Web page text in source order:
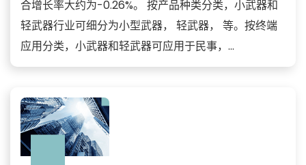
合增长率大约为-0.26%。 按产品种类分类，小武器和
轻武器行业可细分为小型武器， 轻武器， 等。按终端
应用分类，小武器和轻武器可应用于民事，...